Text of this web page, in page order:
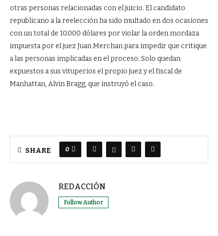
otras personas relacionadas con el juicio. El candidato
republicano a la reelección ha sido multado en dos ocasiones
con un total de 10.000 dólares por violar la orden mordaza
impuesta por el juez Juan Merchan para impedir que critique
a las personas implicadas en el proceso. Solo quedan
expuestos a sus vituperios el propio juez y el fiscal de
Manhattan, Alvin Bragg, que instruyó el caso.
SHARE 0
REDACCIÓN
Follow Author